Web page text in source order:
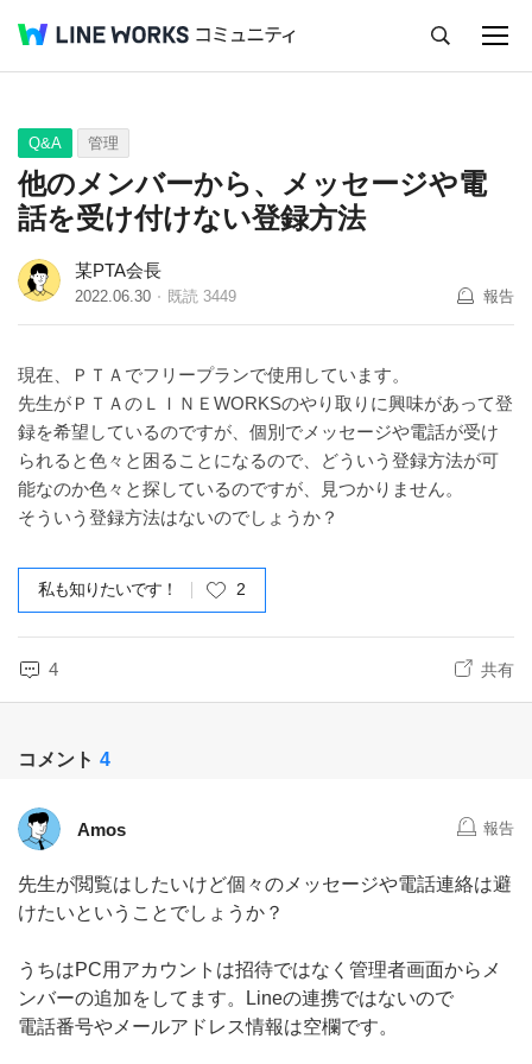
Q&A Tips Ideas
Q&A 管理
他のメンバーから、メッセージや電
話を受け付けない登録方法
某PTA会長
2022.06.30 既読 3449 報告
現在、ＰＴＡでフリープランで使用しています。
先生がＰＴＡのＬＩＮＥWORKSのやり取りに興味があって登
録を希望しているのですが、個別でメッセージや電話が受け
られると色々と困ることになるので、どういう登録方法が可
能なのか色々と探しているのですが、見つかりません。
そういう登録方法はないのでしょうか？
私も知りたいです！ 2
4 共有
コメント 4
Amos 報告
先生が閲覧はしたいけど個々のメッセージや電話連絡は避
けたいということでしょうか？
うちはPC用アカウントは招待ではなく管理者画面からメ
ンバーの追加をしてます。Lineの連携ではないので
電話番号やメールアドレス情報は空欄です。